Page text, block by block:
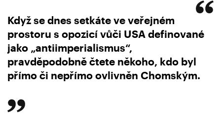
Když se dnes setkáte ve veřejném
prostoru s opozicí vůči USA definované
jako „antiimperialismus“,
pravděpodobně čtete někoho, kdo byl
přímo či nepřímo ovlivněn Chomským.